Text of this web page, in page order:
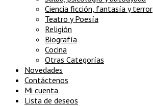
Ciencia ficción, fantasía y terror
Teatro y Poesía
Religión
Biografía
Cocina
Otras Categorías
Novedades
Contáctenos
Mi cuenta
Lista de deseos